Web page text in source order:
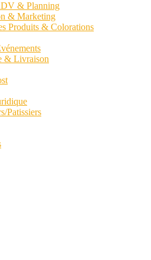
& Planning
& Marketing
Produits & Colorations
& Livraison
Patissiers